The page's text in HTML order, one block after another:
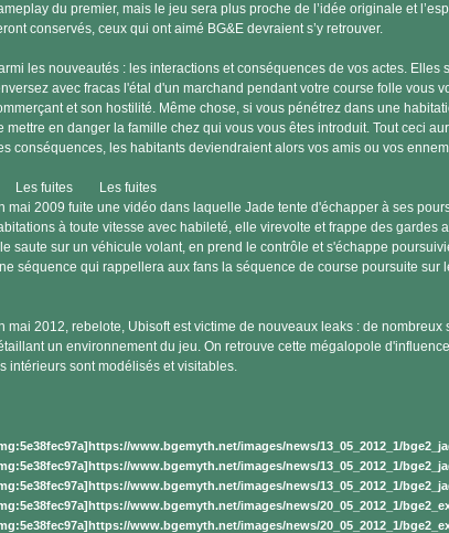
du premier, mais le jeu sera plus proche de l’idée originale et
conservés, ceux qui ont aimé BG&E devraient s’y retrouver.
les nouveautés : les interactions et conséquences de vos actes. Elles
avec fracas l'étal d'un marchand pendant votre course folle vous
et son hostilité. Même chose, si vous pénétrez dans une
mettre en danger la famille chez qui vous vous êtes introduit. Tout ceci
conséquences, les habitants deviendraient alors vos amis ou vos
fuites Les fuites
mai 2009 fuite une vidéo dans laquelle Jade tente d'échapper à ses
à toute vitesse avec habileté, elle virevolte et frappe des gardes
saute sur un véhicule volant, en prend le contrôle et s'échappe
séquence qui rappellera aux fans la séquence de course poursuite sur
mai 2012, rebelote, Ubisoft est victime de nouveaux leaks : de
un environnement du jeu. On retrouve cette mégalopole
intérieurs sont modélisés et visitables.
www.bgemyth.net/images/news/13_05_2012_1/
www.bgemyth.net/images/news/13_05_2012_1/
www.bgemyth.net/images/news/13_05_2012_1/
www.bgemyth.net/images/news/20_05_2012_1/
www.bgemyth.net/images/news/20_05_2012_1/